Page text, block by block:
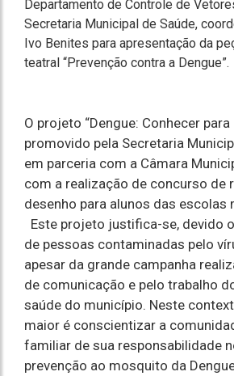
Departamento de Controle de
Secretaria Municipal de Saúde,
Ivo Benites para apresentação da
teatral “Prevenção contra a Dengue”.
O projeto “Dengue: Conhecer
promovido pela Secretaria
em parceria com a Câmara
com a realização de concurso de
desenho para alunos das escolas
Este projeto justifica-se, devido
de pessoas contaminadas pelo
apesar da grande campanha
de comunicação e pelo trabalho
saúde do município. Neste
maior é conscientizar a
familiar de sua responsabilidade
prevenção ao mosquito da